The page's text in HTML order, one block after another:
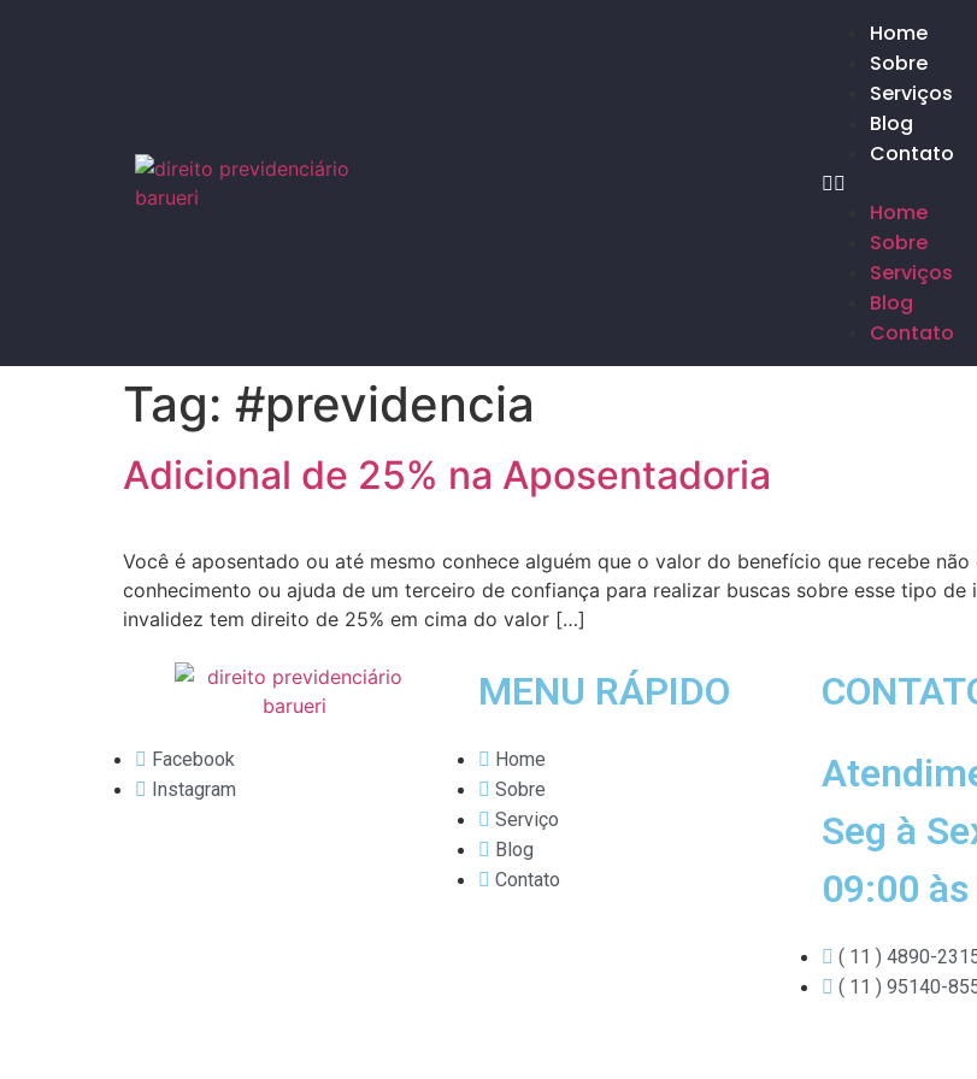
Home
Sobre
Serviços
Blog
Contato
Home
Sobre
Serviços
Blog
Contato
Tag: #previdencia
Adicional de 25% na Aposentadoria
Você é aposentado ou até mesmo conhece alguém que o valor do benefício que recebe
conhecimento ou ajuda de um terceiro de confiança para realizar buscas sobre esse tipo
invalidez tem direito de 25% em cima do valor […]
Facebook
Instagram
MENU RÁPIDO
Home
Sobre
Serviço
Blog
Contato
Seg à
09:00
( 11 ) 4890-
( 11 ) 95140-